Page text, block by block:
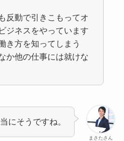
反動で引きこもってオ
ジネスをやっています
き方を知ってしまう
か他の仕事には就けな
まさたさん
にそうですね。